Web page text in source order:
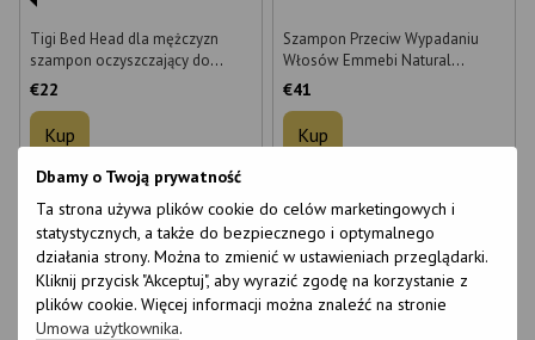
Dbamy o Twoją prywatność
Ta strona używa plików cookie do celów marketingowych i
statystycznych, a także do bezpiecznego i optymalnego
działania strony. Można to zmienić w ustawieniach przeglądarki.
Kliknij przycisk "Akceptuj", aby wyrazić zgodę na korzystanie z
plików cookie. Więcej informacji można znaleźć na stronie
Umowa użytkownika.
Tigi Bed Head dla mężczyzn
szampon oczyszczający do
codziennego stosowania 250 ml
€22
Kup
Wielkość
250 ml 750 ml
Szampon Przeciw Wypadaniu
Włosów Emmebi Natural
Solution Hair Loss Remedy 1000
€41
Kup
1000 ml 250 ml